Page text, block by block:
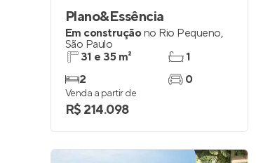
Plano&Essência
Em construçãono Rio Pequeno,
São Paulo
31 e 35 m²
2
1
0
Venda a partir de
R$ 214.098